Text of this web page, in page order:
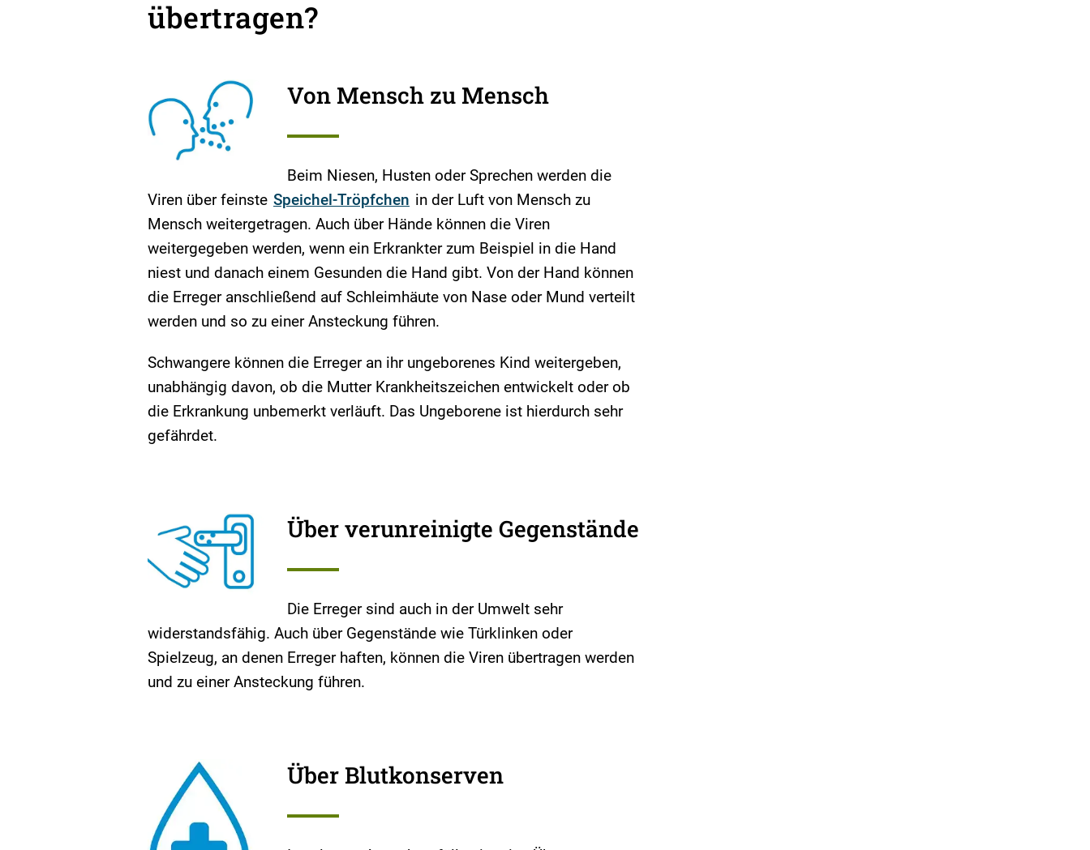
übertragen?
Von Mensch zu Mensch
Beim Niesen, Husten oder Sprechen werden die
Viren über feinste Speichel-Tröpfchen in der Luft von Mensch zu
Mensch weitergetragen. Auch über Hände können die Viren
weitergegeben werden, wenn ein Erkrankter zum Beispiel in die Hand
niest und danach einem Gesunden die Hand gibt. Von der Hand können
die Erreger anschließend auf Schleimhäute von Nase oder Mund verteilt
werden und so zu einer Ansteckung führen.
Schwangere können die Erreger an ihr ungeborenes Kind weitergeben,
unabhängig davon, ob die Mutter Krankheitszeichen entwickelt oder ob
die Erkrankung unbemerkt verläuft. Das Ungeborene ist hierdurch sehr
gefährdet.
Über verunreinigte Gegenstände
Die Erreger sind auch in der Umwelt sehr
widerstandsfähig. Auch über Gegenstände wie Türklinken oder
Spielzeug, an denen Erreger haften, können die Viren übertragen werden
und zu einer Ansteckung führen.
Über Blutkonserven